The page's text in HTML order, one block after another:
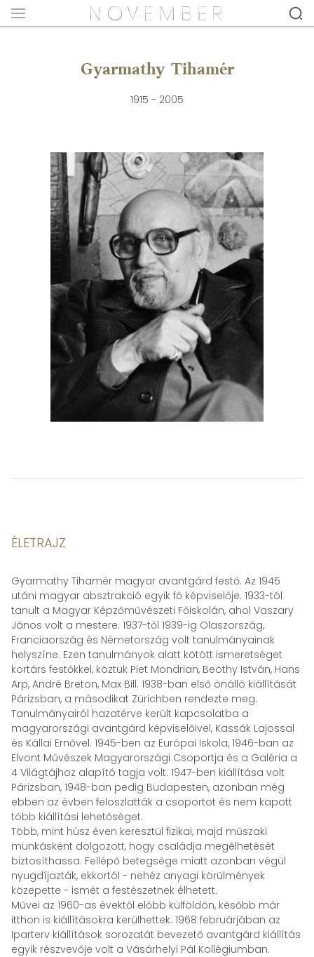
Gyarmathy Tihamér
1915 - 2005
ÉLETRAJZ
Gyarmathy Tihamér magyar avantgárd festő. Az 1945
utáni magyar absztrakció egyik fő képviselője. 1933-tól
tanult a Magyar Képzőművészeti Főiskolán, ahol Vaszary
János volt a mestere. 1937-től 1939-ig Olaszország,
Franciaország és Németország volt tanulmányainak
helyszíne. Ezen tanulmányok alatt kötött ismeretséget
kortárs festőkkel, köztük Piet Mondrian, Beöthy István, Hans
Arp, André Breton, Max Bill. 1938-ban első önálló kiállítását
Párizsban, a másodikat Zürichben rendezte meg.
Tanulmányairól hazatérve került kapcsolatba a
magyarországi avantgárd képviselőivel, Kassák Lajossal
és Kállai Ernővel. 1945-ben az Európai Iskola, 1946-ban az
Elvont Művészek Magyarországi Csoportja és a Galéria a
4 Világtájhoz alapító tagja volt. 1947-ben kiállítása volt
Párizsban, 1948-ban pedig Budapesten, azonban még
ebben az évben feloszlatták a csoportot és nem kapott
több kiállítási lehetőséget.
Több, mint húsz éven keresztül fizikai, majd műszaki
munkásként dolgozott, hogy családja megélhetését
biztosíthassa. Fellépő betegsége miatt azonban végül
nyugdíjazták, ekkortól - nehéz anyagi körülmények
közepette - ismét a festészetnek élhetett.
Művei az 1960-as évektől előbb külföldön, később már
itthon is kiállításokra kerülhettek. 1968 februárjában az
Iparterv kiállítások sorozatát bevezető avantgárd kiállítás
egyik részvevője volt a Vásárhelyi Pál Kollégiumban.